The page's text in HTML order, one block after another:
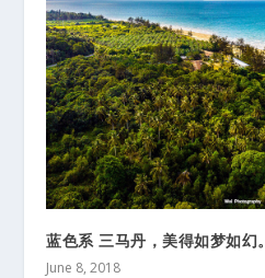
蓝色系 三马丹，美得如梦如幻。
June 8, 2018